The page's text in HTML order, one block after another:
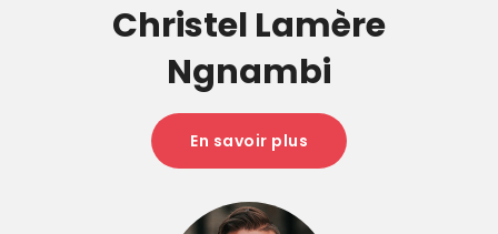
Christel Lamère
Ngnambi
En savoir plus